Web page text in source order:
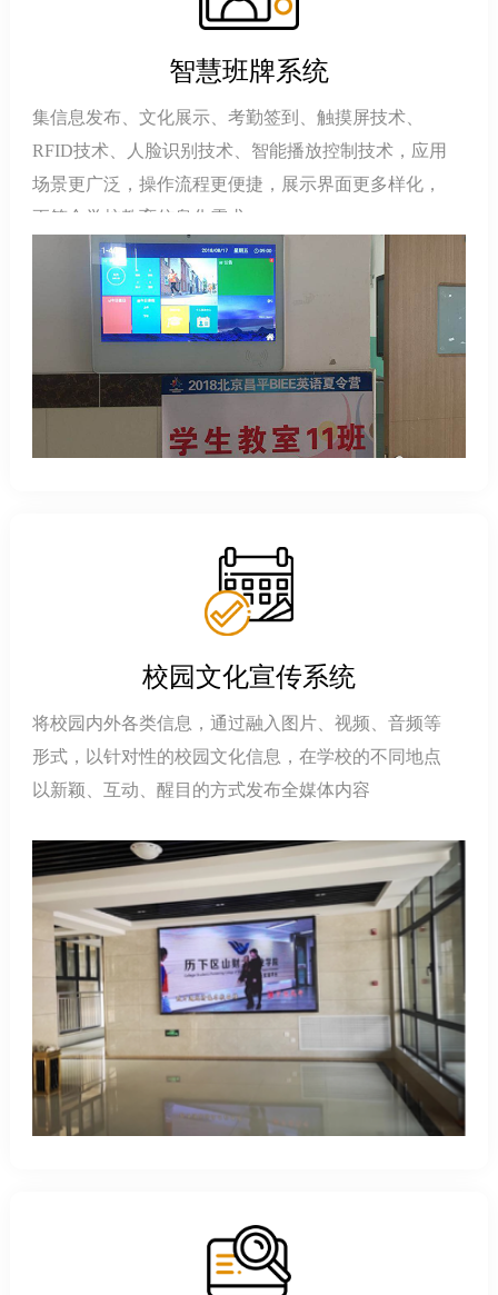
智慧班牌系统
集信息发布、文化展示、考勤签到、触摸屏技术、
RFID技术、人脸识别技术、智能播放控制技术，应用
场景更广泛，操作流程更便捷，展示界面更多样化，
更符合学校教育信息化需求。
校园文化宣传系统
将校园内外各类信息，通过融入图片、视频、音频等
形式，以针对性的校园文化信息，在学校的不同地点
以新颖、互动、醒目的方式发布全媒体内容